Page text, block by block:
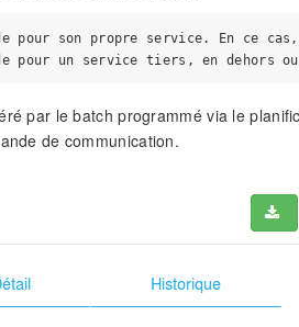
pour son propre service. En ce
par le batch programmé via le
de communication.